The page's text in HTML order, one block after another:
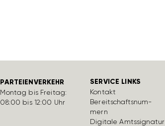
PARTEIENVERKEHR
Montag bis Freitag:
08:00 bis 12:00 Uhr
SERVICE LINKS
Kontakt
Bereit­schafts­num­
mern
Digi­tale Amts­si­gnatur